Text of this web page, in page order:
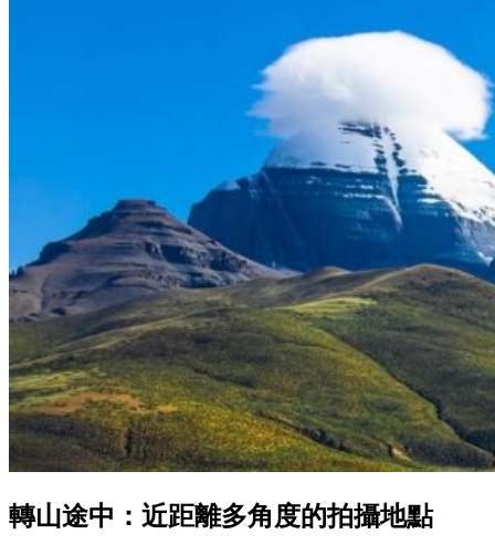
轉山途中：近距離多角度的拍攝地點